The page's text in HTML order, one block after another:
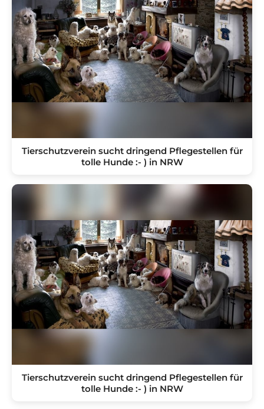
Tierschutzverein sucht dringend Pflegestellen für
tolle Hunde :- ) in NRW
Tierschutzverein sucht dringend Pflegestellen für
tolle Hunde :- ) in NRW